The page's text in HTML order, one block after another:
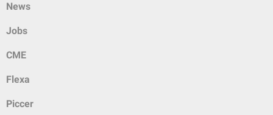
News
Jobs
CME
Flexa
Piccer